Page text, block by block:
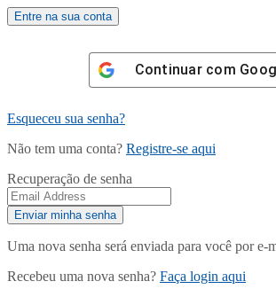
Continuar com
Esqueceu sua senha?
Não tem uma conta? Registre-se aqui
Recuperação de senha
Uma nova senha será enviada para você por e-
Recebeu uma nova senha? Faça login aqui